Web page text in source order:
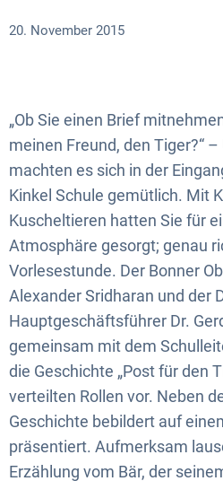
20. November 2015
„Ob Sie einen Brief
meinen Freund, den Tiger?“
machten es sich in der
Kinkel Schule gemütlich. Mit
Kuscheltieren hatten Sie für
Atmosphäre gesorgt; genau
Vorlesestunde. Der Bonner
Alexander Sridharan und der
Hauptgeschäftsführer Dr.
gemeinsam mit dem
die Geschichte „Post für den
verteilten Rollen vor. Neben
Geschichte bebildert auf
präsentiert. Aufmerksam
Erzählung vom Bär, der